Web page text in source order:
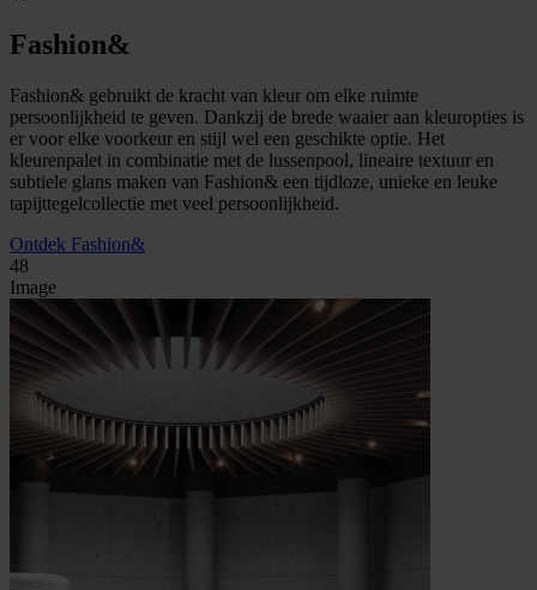
Fashion&
Fashion& gebruikt de kracht van kleur om elke ruimte
persoonlijkheid te geven. Dankzij de brede waaier aan kleuropties is
er voor elke voorkeur en stijl wel een geschikte optie. Het
kleurenpalet in combinatie met de lussenpool, lineaire textuur en
subtiele glans maken van Fashion& een tijdloze, unieke en leuke
tapijttegelcollectie met veel persoonlijkheid.
Ontdek Fashion&
48
Image